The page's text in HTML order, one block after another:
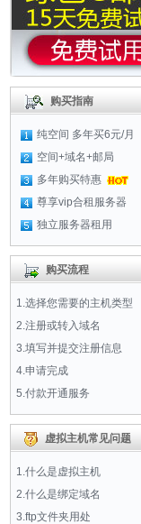
购买指南
纯空间 多年买6元/月
空间+域名+邮局
多年购买特惠
尊享vip合租服务器
独立服务器租用
购买流程
1.选择您需要的主机类型
2.注册或转入域名
3.填写并提交注册信息
4.申请完成
5.付款开通服务
虚拟主机常见问题
1.什么是虚拟主机
2.什么是绑定域名
3.ftp文件夹用处